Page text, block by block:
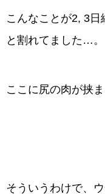
こんなことが2, 3
と割れてました…。
ここに尻の肉が挟
そういうわけで、